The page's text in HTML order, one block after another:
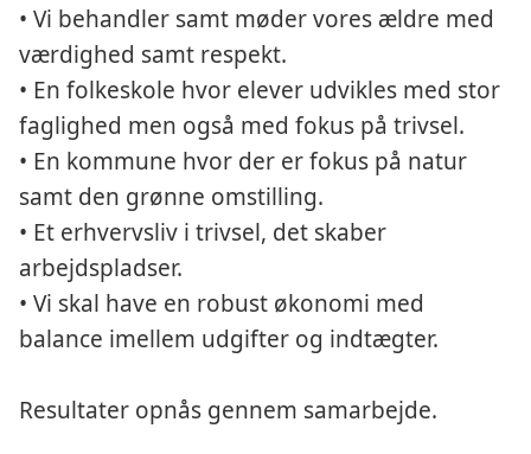
• Vi behandler samt møder vores ældre med
værdighed samt respekt.
• En folkeskole hvor elever udvikles med stor
faglighed men også med fokus på trivsel.
• En kommune hvor der er fokus på natur
samt den grønne omstilling.
• Et erhvervsliv i trivsel, det skaber
arbejdspladser.
• Vi skal have en robust økonomi med
balance imellem udgifter og indtægter.
Resultater opnås gennem samarbejde.